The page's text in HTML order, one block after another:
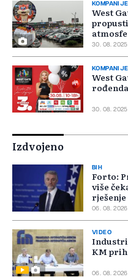
KOMPANIJE
West
30. 08.
KOMPANIJE
West
30. 08.
Izdvojeno
BIH
Forto:
više
rješenje
06. 08.
VIDEO
KM
06. 08.